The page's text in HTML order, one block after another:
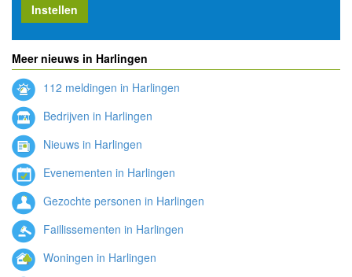
Instellen
Meer nieuws in Harlingen
112 meldingen in Harlingen
Bedrijven in Harlingen
Nieuws in Harlingen
Evenementen in Harlingen
Gezochte personen in Harlingen
Faillissementen in Harlingen
Woningen in Harlingen